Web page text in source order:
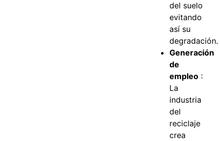
del suelo
evitando
así su
degradación.
Generación
de
empleo :
La
industria
del
reciclaje
crea